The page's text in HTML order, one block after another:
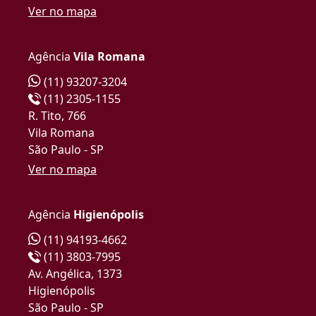
Ver no mapa
Agência Vila Romana
(11) 93207-3204
(11) 2305-1155
R. Tito, 766
Vila Romana
São Paulo - SP
Ver no mapa
Agência Higienópolis
(11) 94193-4662
(11) 3803-7995
Av. Angélica, 1373
Higienópolis
São Paulo - SP